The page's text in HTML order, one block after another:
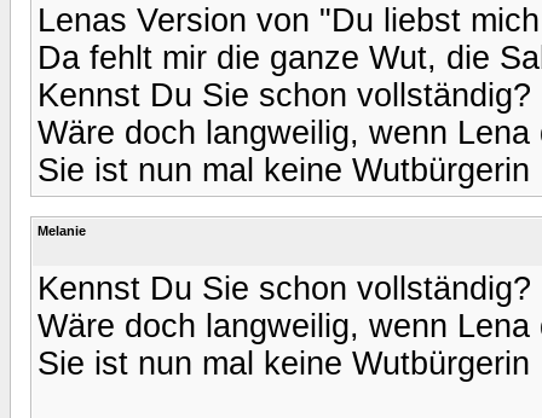
Lenas Version von "Du liebst
Da fehlt mir die ganze Wut, die
Kennst Du Sie schon vollständig?
Wäre doch langweilig, wenn
Sie ist nun mal keine Wutbürgerin
Melanie
Kennst Du Sie schon vollständig?
Wäre doch langweilig, wenn
Sie ist nun mal keine Wutbürgerin